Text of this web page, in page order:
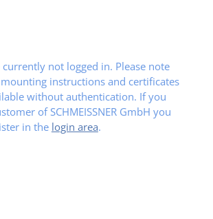
currently not logged in. Please note
instructions and certificates
without authentication. If you
of SCHMEISSNER GmbH you
in the login area.